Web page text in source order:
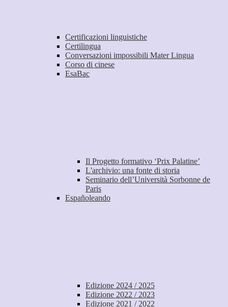
Certificazioni linguistiche
Certilingua
Conversazioni impossibili Mater Lingua
Corso di cinese
EsaBac
Il Progetto formativo ‘Prix Palatine’
L'archivio: una fonte di storia
Seminario dell’Università Sorbonne de
Paris
Españoleando
Edizione 2024 / 2025
Edizione 2022 / 2023
Edizione 2021 / 2022